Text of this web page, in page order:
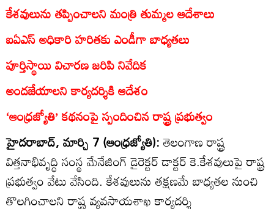
కేశవులును తప్పించాలని మంత్రి తుమ్మల ఆదేశాలు
ఐఏఎస్‌ అధికారి హరితకు ఎండీగా బాధ్యతలు
పూర్తిస్థాయి విచారణ జరిపి నివేదిక
అందజేయాలని కార్యదర్శికి ఆదేశం
‘ఆంధ్రజ్యోతి’ కథనంపై స్పందించిన రాష్ట్ర ప్రభుత్వం
హైదరాబాద్‌, మార్చి 7 (ఆంధ్రజ్యోతి):తెలంగాణ రాష్ట్ర
విత్తనాభివృద్ధి సంస్థ మేనేజింగ్‌ డైరెక్టర్‌ డాక్టర్‌ కె.కేశవులుపై రాష్ట్ర
ప్రభుత్వం వేటు వేసింది. కేశవులును తక్షణమే బాధ్యతల నుంచి
తొలగించాలని రాష్ట్ర వ్యవసాయశాఖ కార్యదర్శి